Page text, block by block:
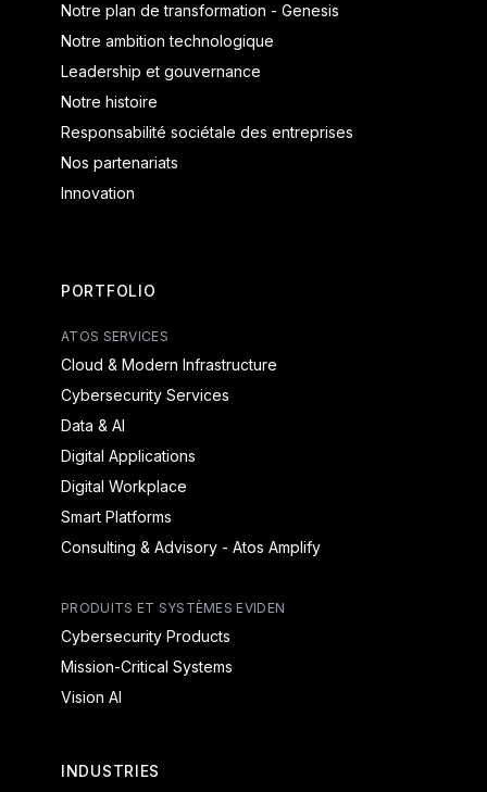
Notre plan de transformation - Genesis
Notre ambition technologique
Leadership et gouvernance
Notre histoire
Responsabilité sociétale des entreprises
Nos partenariats
Innovation
PORTFOLIO
ATOS SERVICES
Cloud & Modern Infrastructure
Cybersecurity Services
Data & AI
Digital Applications
Digital Workplace
Smart Platforms
Consulting & Advisory - Atos Amplify
PRODUITS ET SYSTÈMES EVIDEN
Cybersecurity Products
Mission-Critical Systems
Vision AI
INDUSTRIES